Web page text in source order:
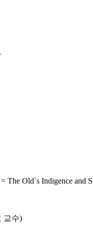
Old`s Indigence and
교수)